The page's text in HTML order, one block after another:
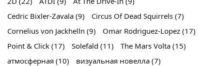
Cedric Bixler-Zavala (9) Circus Of Dead Squirrels (7)
Cornelius von Jackhelln (9) Omar Rodriguez-Lopez (17)
Point & Click (17) Solefald (11) The Mars Volta (15)
атмосферная (10) визуальная новелла (7)